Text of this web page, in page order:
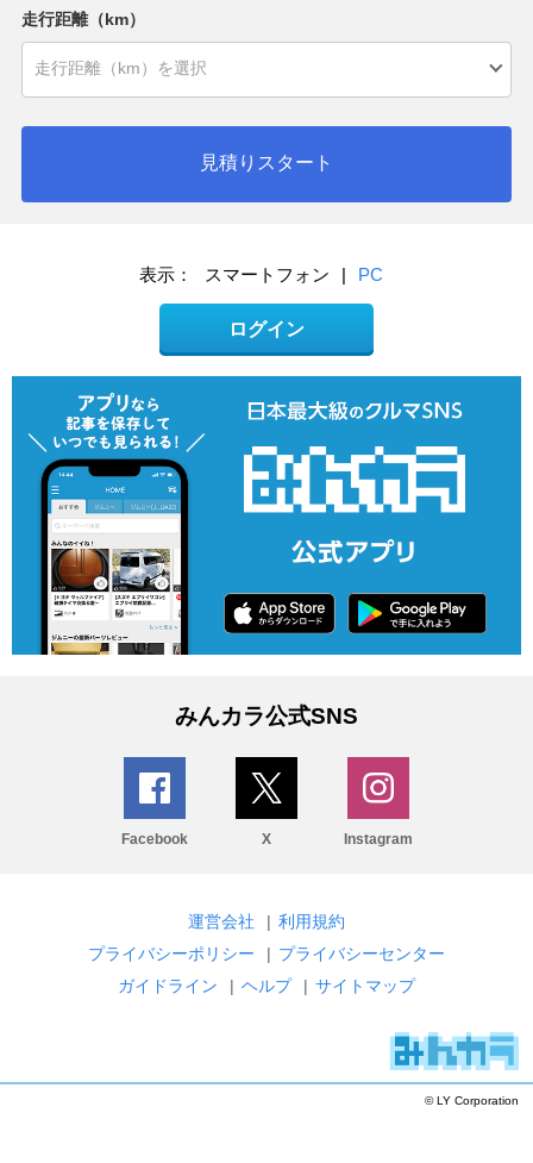
走行距離（km）
見積りスタート
表示： スマートフォン | PC
ログイン
みんカラ公式SNS
Facebook X Instagram
運営会社 | 利用規約
プライバシーポリシー
| プライバシーセンター
ガイドライン
| ヘルプ | サイトマップ
© LY Corporation